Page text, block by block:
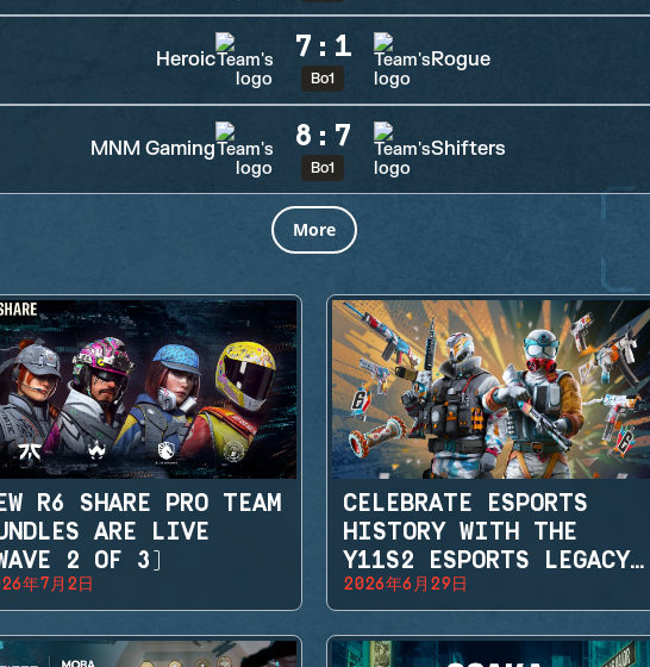
Heroic 7 : 1
Bo1
Rogue
MNM Gaming 8 : 7
Bo1
Shifters
More
R6 SHARE PRO TEAM
ARE LIVE
2 OF 3)
年7月2日
CELEBRATE ESPORTS
HISTORY WITH THE
Y11S2 ESPORTS LEGACY
SETS
2026年6月29日